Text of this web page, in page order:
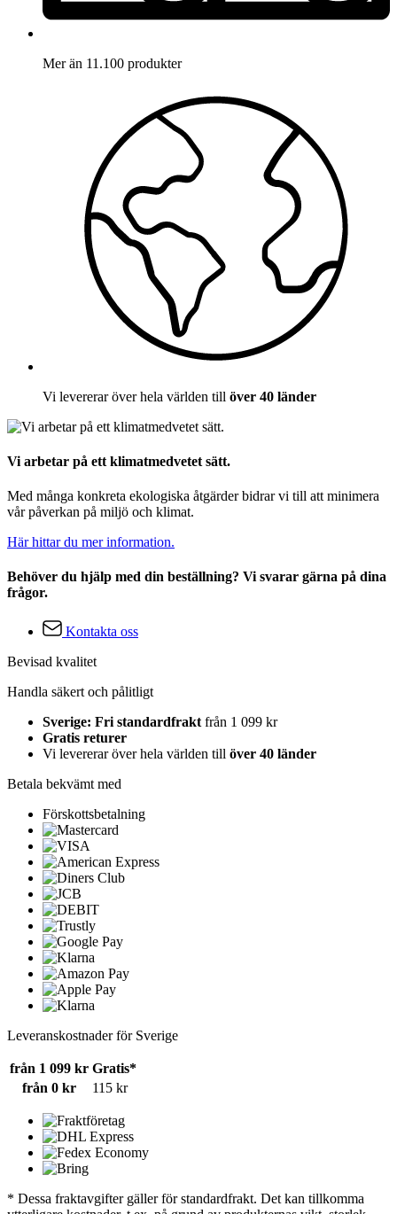
Mer än 11.100 produkter
Vi levererar över hela världen till över 40 länder
Vi arbetar på ett klimatmedvetet sätt.
Med många konkreta ekologiska åtgärder bidrar vi till att minimera
vår påverkan på miljö och klimat.
Här hittar du mer information.
Behöver du hjälp med din beställning? Vi svarar gärna på dina
frågor.
Kontakta oss
Bevisad kvalitet
Handla säkert och pålitligt
Sverige: Fri standardfrakt från 1 099 kr
Gratis returer
Vi levererar över hela världen till över 40 länder
Betala bekvämt med
Förskottsbetalning
Leveranskostnader för Sverige
från 1 099 kr Gratis*
från 0 kr
115 kr
* Dessa fraktavgifter gäller för standardfrakt. Det kan tillkomma